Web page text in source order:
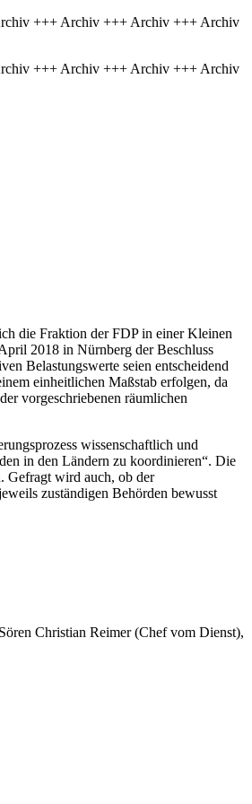
+++ Archiv +++ Archiv +++ Archiv
+++ Archiv +++ Archiv +++ Archiv
die Fraktion der FDP in einer Kleinen
2018 in Nürnberg der Beschluss
Belastungswerte seien entscheidend
einheitlichen Maßstab erfolgen, da
vorgeschriebenen räumlichen
wissenschaftlich und
in den Ländern zu koordinieren“. Die
Gefragt wird auch, ob der
zuständigen Behörden bewusst
Christian Reimer (Chef vom Dienst),